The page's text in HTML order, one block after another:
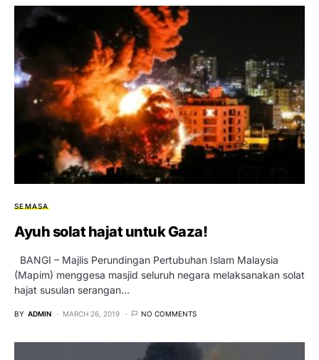
SEMASA
Ayuh solat hajat untuk Gaza!
BANGI – Majlis Perundingan Pertubuhan Islam Malaysia
(Mapim) menggesa masjid seluruh negara melaksanakan solat
hajat susulan serangan…
BY ADMIN MARCH 26, 2019 NO COMMENTS